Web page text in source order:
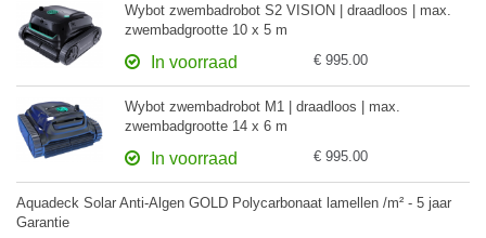
Wybot zwembadrobot S2 VISION | draadloos | max.
zwembadgrootte 10 x 5 m
In voorraad € 995.00
Wybot zwembadrobot M1 | draadloos | max.
zwembadgrootte 14 x 6 m
In voorraad € 995.00
Aquadeck Solar Anti-Algen GOLD Polycarbonaat lamellen /m² - 5 jaar
Garantie